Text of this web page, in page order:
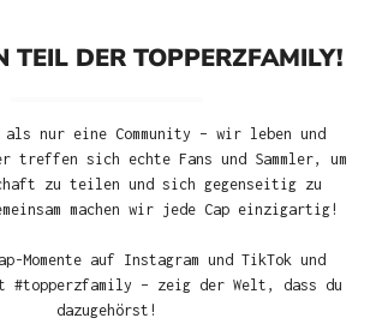
TEIL DER TOPPERZFAMILY!
als nur eine Community – wir leben und
treffen sich echte Fans und Sammler, um
zu teilen und sich gegenseitig zu
machen wir jede Cap einzigartig!
Momente auf Instagram und TikTok und
#topperzfamily – zeig der Welt, dass du
dazugehörst!